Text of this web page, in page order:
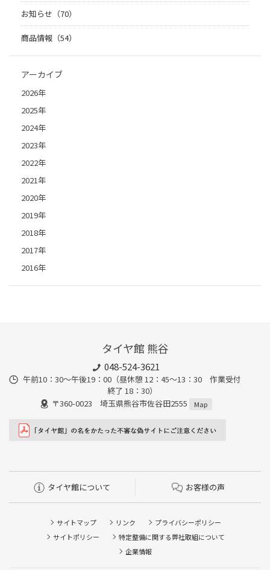
お知らせ（70）
商品情報（54）
アーカイブ
2026年
2025年
2024年
2023年
2022年
2021年
2020年
2019年
2018年
2017年
2016年
タイヤ館 熊谷
048-524-3621
午前10：30～午後19：00（昼休憩 12：45～13：30 作業受付
終了 18：30）
〒360-0023 埼玉県熊谷市佐谷田2555
Map
タイヤ館について お客様の声
サイトマップ リンク
プライバシーポリシー
サイトポリシー
特定整備に関する弊社取組について
企業情報